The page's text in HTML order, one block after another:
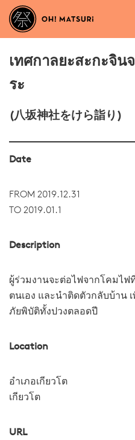
เทศกาลยะสะกะจิน
ระ
(八坂神社をけら詣り)
Date
FROM 2019.12.31
TO 2019.01.1
Description
ผู้ร่วมงานจะต่อไฟจากโคมไฟ
ตนเอง และนำติดตัวกลับบ้าน
ภัยพิบัติทั้งปวงตลอดปี
Location
อำเภอเกียวโต
เกียวโต
URL